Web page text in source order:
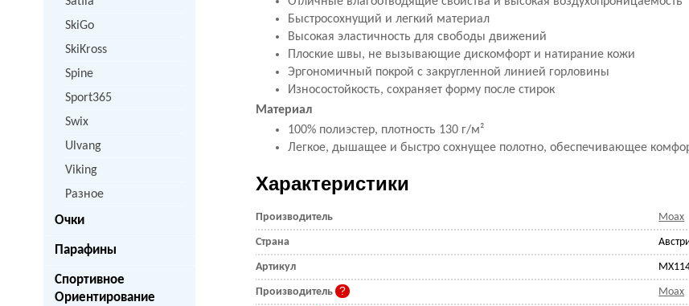
SkiGo
SkiKross
Spine
Sport365
Swix
Ulvang
Viking
Разное
Очки
Парафины
Спортивное
Ориентирование
Быстросохнущий и легкий материал
Высокая эластичность для свободы движений
Плоские швы, не вызывающие дискомфорт и натирание кожи
Эргономичный покрой с закругленной линией горловины
Износостойкость, сохраняет форму после стирок
Материал
100% полиэстер, плотность 130 г/м²
Легкое, дышащее и быстро сохнущее полотно, обеспечивающее
Характеристики
Производитель Moax
Страна
Артикул
Производитель Moax